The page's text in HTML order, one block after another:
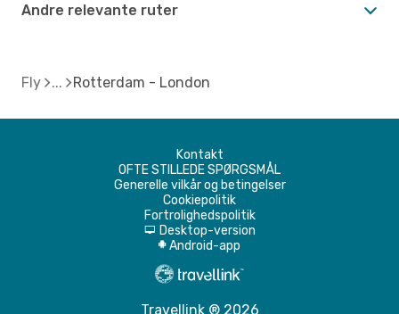
Andre relevante ruter
Fly Rotterdam - London
Kontakt
OFTE STILLEDE SPØRGSMÅL
Generelle vilkår og betingelser
Cookiepolitik
Fortrolighedspolitik
d Desktop-version
A Android-app
Travellink ® 2026